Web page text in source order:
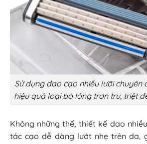
Sử dụng dao cạo nhiều lưỡi chuyên
hiệu quả loại bỏ lông trơn tru, triệt
Không những thế, thiết kế dao
tác cạo dễ dàng lướt nhẹ trên da,